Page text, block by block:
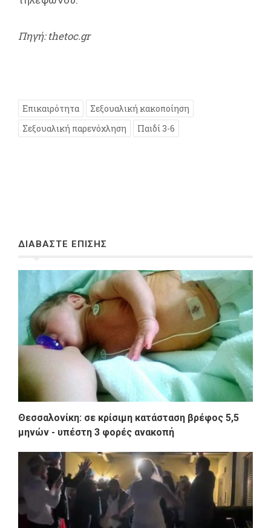
Πηγή: thetoc.gr
Επικαιρότητα
Σεξουαλική κακοποίηση
Σεξουαλική παρενόχληση
Παιδί 3-6
ΔΙΑΒΑΣΤΕ ΕΠΙΣΗΣ
Θεσσαλονίκη: σε κρίσιμη κατάσταση βρέφος 5,5
μηνών - υπέστη 3 φορές ανακοπή